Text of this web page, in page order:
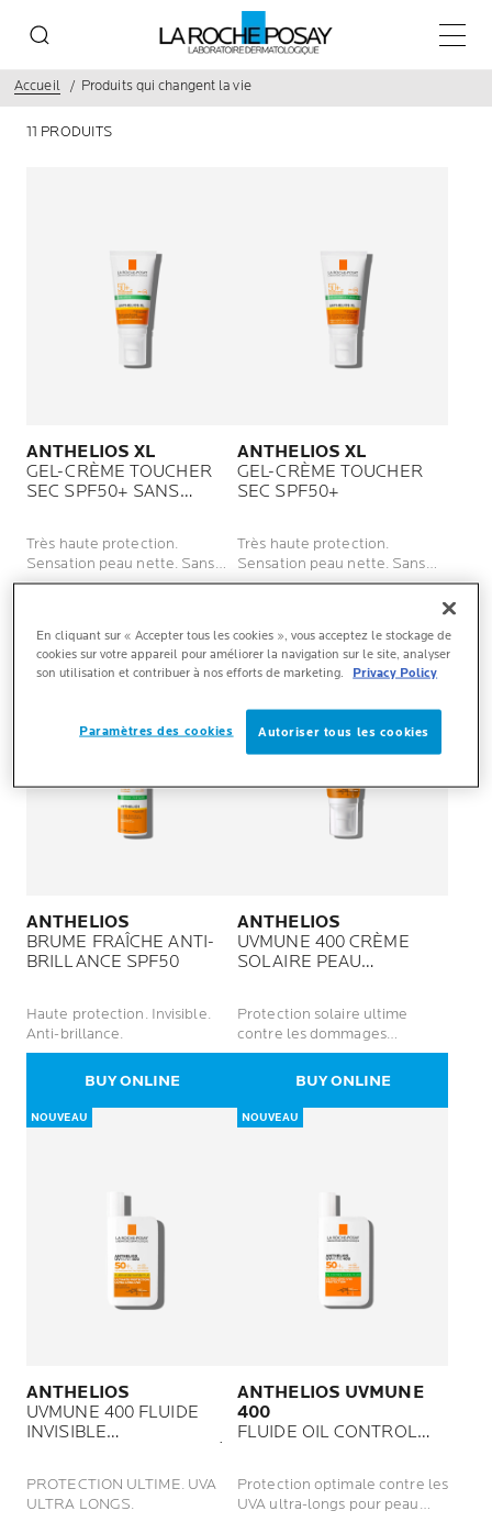
Main
Accueil Produits qui changent la vie
11 PRODUITS
ANTHELIOS XL
GEL-CRÈME TOUCHER
SEC SPF50+ SANS
Très haute protection.
Sensation peau nette. Sans
traces blanches. Sans parfum.
ANTHELIOS XL
GEL-CRÈME TOUCHER
SEC SPF50+
Très haute protection.
Sensation peau nette. Sans
traces blanches.
ANTHELIOS
BRUME FRAÎCHE ANTI-
BRILLANCE SPF50
Haute protection. Invisible.
Anti-brillance.
BUY ONLINE
NOUVEAU
ANTHELIOS
UVMUNE 400 CRÈME
SOLAIRE PEAU
Protection solaire ultime
contre les dommages
cellulaires profonds.
BUY ONLINE
NOUVEAU
ANTHELIOS
UVMUNE 400 FLUIDE
INVISIBLE
PROTECTION ULTIME. UVA
ULTRA LONGS.
NOUVEAU
ANTHELIOS UVMUNE
400
FLUIDE OIL CONTROL
Protection optimale contre les
UVA ultra-longs pour peau
En cliquant sur « Accepter tous les cookies », vous acceptez le stockage de
cookies sur votre appareil pour améliorer la navigation sur le site, analyser
son utilisation et contribuer à nos efforts de marketing.
Privacy Policy
Autoriser tous les cookies
Paramètres des cookies